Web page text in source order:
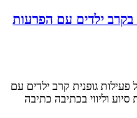
בקרב ילדים עם הפרעות
פעילות גופנית קרב ילדים עם
וליווי בכתיבה כתיבה